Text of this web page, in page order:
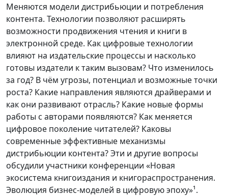
Меняются модели дистрибьюции и потребления
контента. Технологии позволяют расширять
возможности продвижения чтения и книги в
электронной среде. Как цифровые технологии
влияют на издательские процессы и насколько
готовы издатели к таким вызовам? Что изменилось
за год? В чём угрозы, потенциал и возможные точки
роста? Какие направления являются драйверами и
как они развивают отрасль? Какие новые формы
работы с авторами появляются? Как меняется
цифровое поколение читателей? Каковы
современные эффективные механизмы
дистрибьюции контента? Эти и другие вопросы
обсудили участники конференции «Новая
экосистема книгоиздания и книгораспространения.
Эволюция бизнес-моделей в цифровую эпоху»¹.